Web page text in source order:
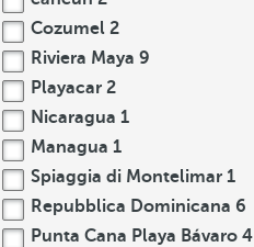
Cozumel 2
Riviera Maya 9
Playacar 2
Nicaragua 1
Managua 1
Spiaggia di Montelimar 1
Repubblica Dominicana 6
Punta Cana Playa Bávaro 4